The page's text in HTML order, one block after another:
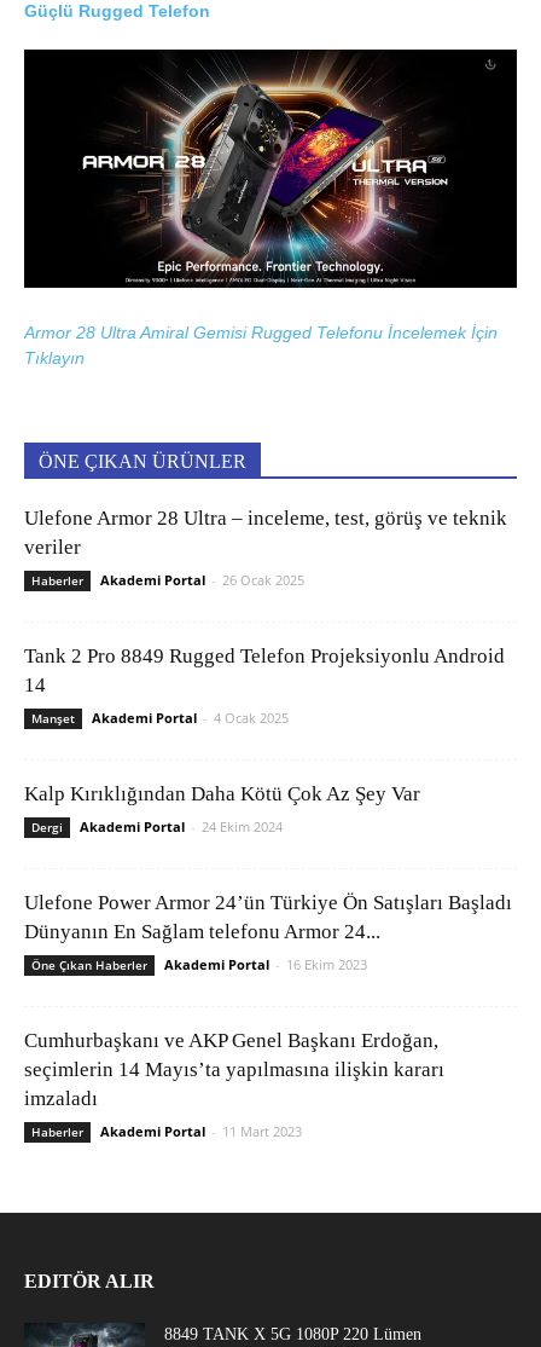
Güçlü Rugged Telefon
Armor 28 Ultra Amiral Gemisi Rugged Telefonu İncelemek İçin
Tıklayın
ÖNE ÇIKAN ÜRÜNLER
Ulefone Armor 28 Ultra – inceleme, test, görüş ve teknik
veriler
Haberler Akademi Portal - 26 Ocak 2025
Tank 2 Pro 8849 Rugged Telefon Projeksiyonlu Android
14
Manşet Akademi Portal - 4 Ocak 2025
Kalp Kırıklığından Daha Kötü Çok Az Şey Var
Dergi Akademi Portal - 24 Ekim 2024
Ulefone Power Armor 24’ün Türkiye Ön Satışları Başladı
Dünyanın En Sağlam telefonu Armor 24...
Öne Çıkan Haberler Akademi Portal - 16 Ekim 2023
Cumhurbaşkanı ve AKP Genel Başkanı Erdoğan,
seçimlerin 14 Mayıs’ta yapılmasına ilişkin kararı
imzaladı
Haberler Akademi Portal - 11 Mart 2023
EDITÖR ALIR
8849 TANK X 5G 1080P 220 Lümen